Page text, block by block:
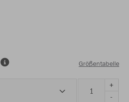
Größentabelle
+
-